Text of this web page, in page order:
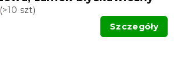
(>10 szt)
Szczegóły